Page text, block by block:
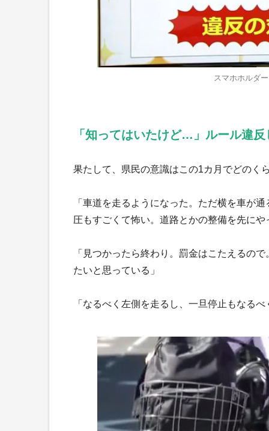
スマホホルダ
「知ってはいたけど…」ルール違
果たして、県民の意識はこの1カ月でどのく
「車道を走るようになった。ただ横を車が
圧もすごくて怖い。道路とかの整備を先にや
「見つかったら終わり。罰金はこたえるの
たいと思っている」
「なるべく左側を走るし、一旦停止もなる